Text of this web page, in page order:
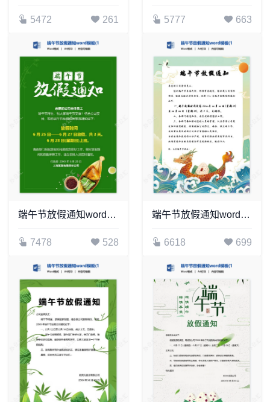
5472 261 5777 663
端午节放假通知word模板(18)
7478 528
端午节放假通知word模板(16)
6618 699